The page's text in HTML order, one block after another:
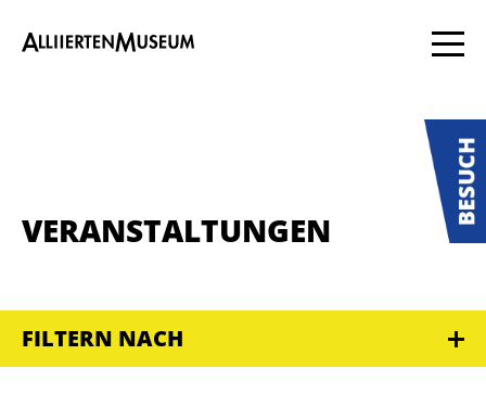
VERANSTALTUNGEN
FILTERN NACH